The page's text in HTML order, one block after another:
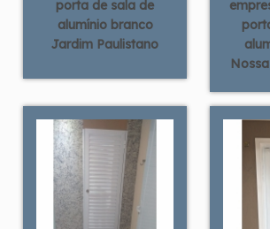
porta de sala de
alumínio branco
Jardim Paulistano